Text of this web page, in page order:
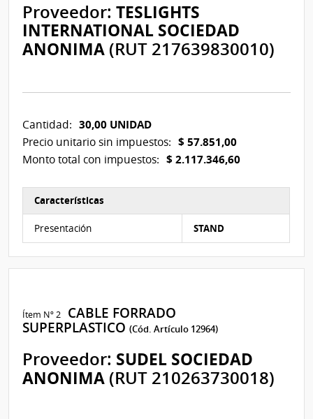
Proveedor:TESLIGHTS
INTERNATIONAL SOCIEDAD
ANONIMA (RUT 217639830010)
Cantidad: 30,00 UNIDAD
Precio unitario sin impuestos: $ 57.851,00
Monto total con impuestos: $ 2.117.346,60
Características
Presentación STAND
Ítem Nº 2
CABLE FORRADO
SUPERPLASTICO(Cód. Artículo 12964)
Proveedor: SUDEL SOCIEDAD
ANONIMA (RUT 210263730018)